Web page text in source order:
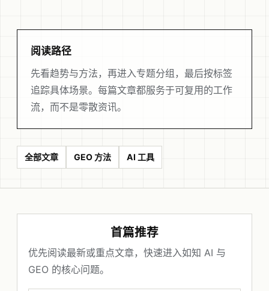
阅读路径
先看趋势与方法，再进入专题分组，最后按标签
追踪具体场景。每篇文章都服务于可复用的工作
流，而不是零散资讯。
全部文章 GEO 方法 AI 工具
首篇推荐
优先阅读最新或重点文章，快速进入如知 AI 与
GEO 的核心问题。